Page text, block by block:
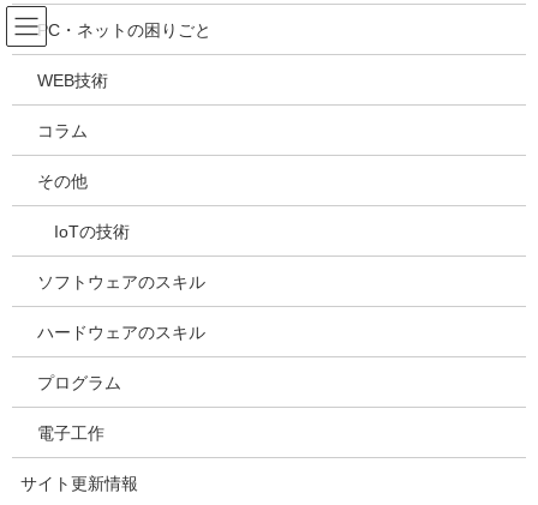
コ
ン
テ
ツ
ス
ッ
ナ
ビ
ゲ
シ
ン
移
吉川万能ＩＴ研究所
メディア
HOME
2024年3月26日
20240326172511
PC・ネットの困りごと
WEB技術
コラム
その他
IoTの技術
ソフトウェアのスキル
ハードウェアのスキル
プログラム
電子工作
サイト更新情報